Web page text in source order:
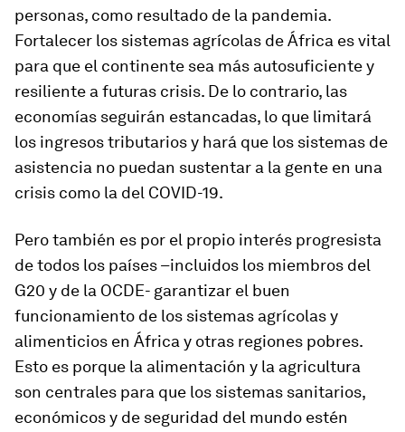
personas, como resultado de la pandemia.
Fortalecer los sistemas agrícolas de África es vital
para que el continente sea más autosuficiente y
resiliente a futuras crisis. De lo contrario, las
economías seguirán estancadas, lo que limitará
los ingresos tributarios y hará que los sistemas de
asistencia no puedan sustentar a la gente en una
crisis como la del COVID-19.
Pero también es por el propio interés progresista
de todos los países –incluidos los miembros del
G20 y de la OCDE- garantizar el buen
funcionamiento de los sistemas agrícolas y
alimenticios en África y otras regiones pobres.
Esto es porque la alimentación y la agricultura
son centrales para que los sistemas sanitarios,
económicos y de seguridad del mundo estén